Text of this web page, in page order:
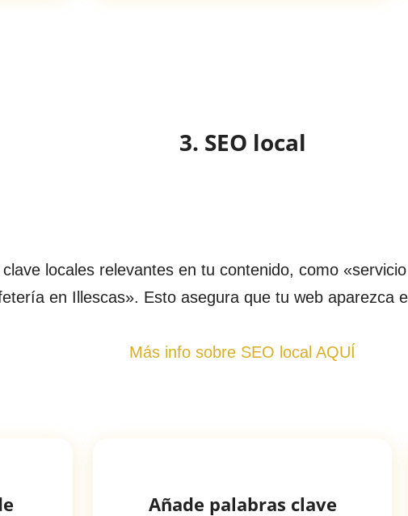
3. SEO local
locales relevantes en tu contenido, como
en Illescas». Esto asegura que tu web aparezca
Más info sobre SEO local AQUÍ
Añade palabras clave